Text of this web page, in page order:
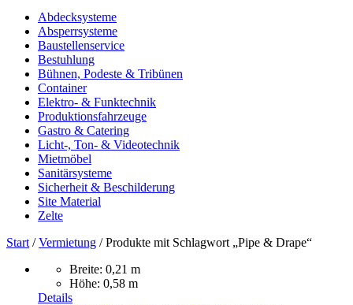
Abdecksysteme
Absperrsysteme
Baustellenservice
Bestuhlung
Bühnen, Podeste & Tribünen
Container
Elektro- & Funktechnik
Produktionsfahrzeuge
Gastro & Catering
Licht-, Ton- & Videotechnik
Mietmöbel
Sanitärsysteme
Sicherheit & Beschilderung
Site Material
Zelte
Start /Vermietung / Produkte mit Schlagwort „Pipe & Drape“
Breite: 0,21 m
Höhe: 0,58 m
Details